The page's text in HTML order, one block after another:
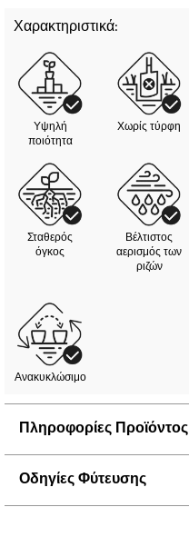
Χαρακτηριστικά:
Υψηλή
ποιότητα
Χωρίς τύρφη
Σταθερός
όγκος
Βέλτιστος
αερισμός των
ριζών
Ανακυκλώσιμο
Πληροφορίες Προϊόντος
Οδηγίες Φύτευσης